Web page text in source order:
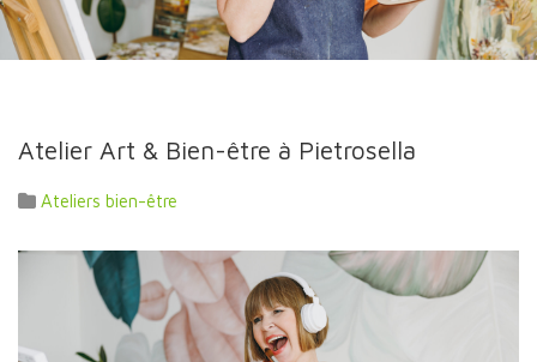
Atelier Art & Bien-être à Pietrosella
Ateliers bien-être